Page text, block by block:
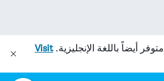
متوفر أيضاً باللغة الإنجليزية.Visit